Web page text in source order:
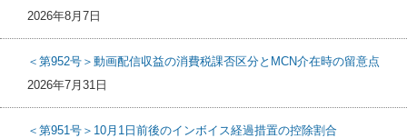
2026年8月7日
＜第952号＞動画配信収益の消費税課否区分とMCN介在時の留意点
2026年7月31日
＜第951号＞10月1日前後のインボイス経過措置の控除割合